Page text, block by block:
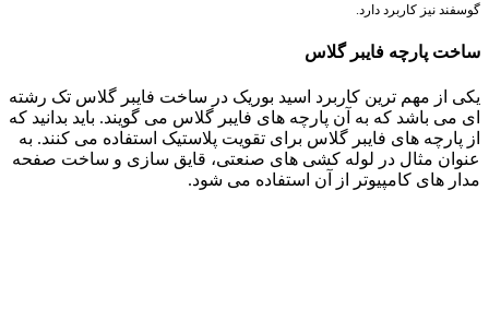
گوسفند نیز کاربرد دارد.
ساخت پارچه فایبر گلاس
یکی از مهم ترین کاربرد اسید بوریک در ساخت فایبر گلاس تک رشته
ای می باشد که به آن پارچه های فایبر گلاس می گویند. باید بدانید که
از پارچه های فایبر گلاس برای تقویت پلاستیک استفاده می کنند. به
عنوان مثال در لوله کشی های صنعتی، قایق سازی و ساخت صفحه
مدار های کامپیوتر از آن استفاده می شود.